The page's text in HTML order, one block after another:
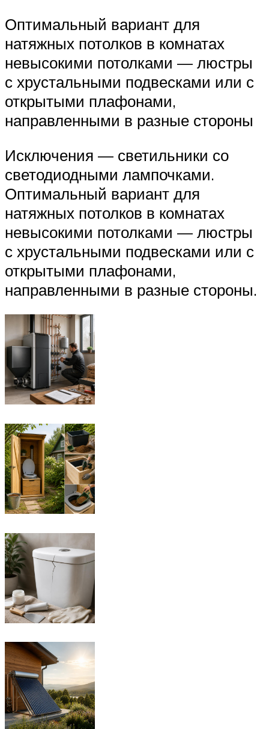
Оптимальный вариант для
натяжных потолков в комнатах
невысокими потолками — люстры
с хрустальными подвесками или с
открытыми плафонами,
направленными в разные стороны
Исключения — светильники со
светодиодными лампочками.
Оптимальный вариант для
натяжных потолков в комнатах
невысокими потолками — люстры
с хрустальными подвесками или с
открытыми плафонами,
направленными в разные стороны.